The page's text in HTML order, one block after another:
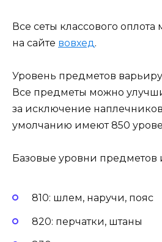
Все сеты классового
на сайте вовхед .
Уровень предметов
Все предметы можно
за исключение
умолчанию имеют 850
Базовые уровни предметов
810: шлем, наручи, пояс
820: перчатки, штаны